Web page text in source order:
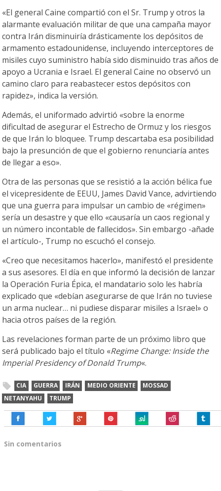
«El general Caine compartió con el Sr. Trump y otros la
alarmante evaluación militar de que una campaña mayor
contra Irán disminuiría drásticamente los depósitos de
armamento estadounidense, incluyendo interceptores de
misiles cuyo suministro había sido disminuido tras años de
apoyo a Ucrania e Israel. El general Caine no observó un
camino claro para reabastecer estos depósitos con
rapidez», indica la versión.
Además, el uniformado advirtió «sobre la enorme
dificultad de asegurar el Estrecho de Ormuz y los riesgos
de que Irán lo bloquee. Trump descartaba esa posibilidad
bajo la presunción de que el gobierno renunciaría antes
de llegar a eso».
Otra de las personas que se resistió a la acción bélica fue
el vicepresidente de EEUU, James David Vance, advirtiendo
que una guerra para impulsar un cambio de «régimen»
sería un desastre y que ello «causaría un caos regional y
un número incontable de fallecidos». Sin embargo -añade
el artículo-, Trump no escuchó el consejo.
«Creo que necesitamos hacerlo», manifestó el presidente
a sus asesores. El día en que informó la decisión de lanzar
la Operación Furia Épica, el mandatario solo les habría
explicado que «debían asegurarse de que Irán no tuviese
un arma nuclear… ni pudiese disparar misiles a Israel» o
hacia otros países de la región.
Las revelaciones forman parte de un próximo libro que
será publicado bajo el título «Regime Change: Inside the
Imperial Presidency of Donald Trump«.
CIA GUERRA IRÁN MEDIO ORIENTE
MOSSAD
NETANYAHU
TRUMP
Sin comentarios